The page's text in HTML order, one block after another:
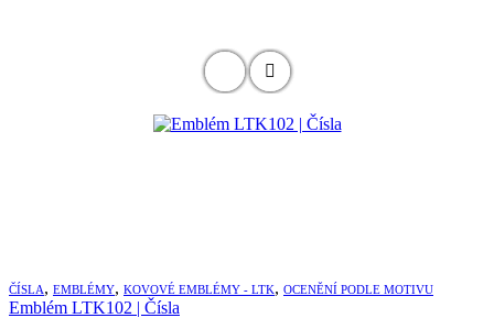
ČÍSLA, EMBLÉMY, KOVOVÉ EMBLÉMY - LTK, OCENĚNÍ PODLE MOTIVU
Emblém LTK102 | Čísla